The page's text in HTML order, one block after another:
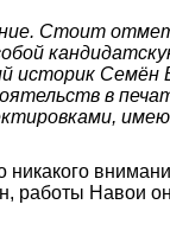
Стоит
историк Семён
в
никакого
работы Навои